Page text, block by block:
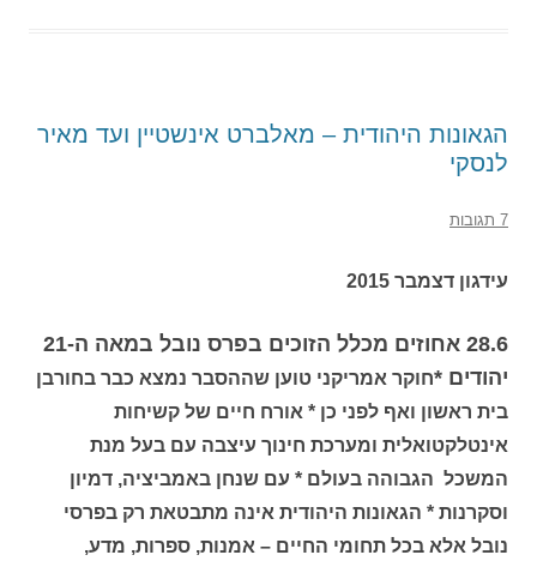
הגאונות היהודית – מאלברט אינשטיין ועד מאיר
לנסקי
7 תגובות
עידגון דצמבר 2015
28.6 אחוזים מכלל הזוכים בפרס נובל במאה ה-21
יהודים *חוקר אמריקני טוען שההסבר נמצא כבר בחורבן
בית ראשון ואף לפני כן * אורח חיים של קשיחות
אינטלקטואלית ומערכת חינוך עיצבה עם בעל מנת
המשכל הגבוהה בעולם * עם שנחן באמביציה, דמיון
וסקרנות * הגאונות היהודית אינה מתבטאת רק בפרסי
נובל אלא בכל תחומי החיים – אמנות, ספרות, מדע,